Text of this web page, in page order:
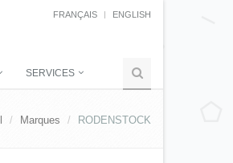
FRANÇAIS ENGLISH
SERVICES
Marques RODENSTOCK